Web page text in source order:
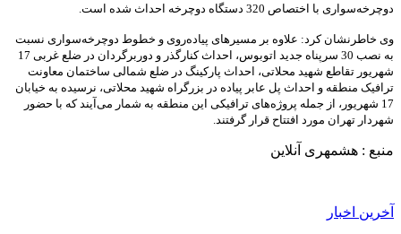
دوچرخه‌سواری با اختصاص 320 دستگاه دوچرخه احداث شده است.
وی خاطرنشان کرد: علاوه بر مسیرهای پیاده‌روی و خطوط دوچرخه‌سواری نسبت
به نصب 30 سرپناه جدید اتوبوس، احداث کنارگذر و دوربرگردان در ضلع غربی 17
شهریور تقاطع شهید محلاتی، احداث پارکینگ در ضلع شمالی ساختمان معاونت
ترافیک منطقه و احداث پل عابر پیاده در بزرگراه شهید محلاتی، نرسیده به خیابان
17 شهریور، از جمله پروژه‌های ترافیکی این منطقه به شمار می‌آیند که با حضور
شهردار تهران مورد افتتاح قرار گرفتند.
منبع : هشمهری آنلاین
آخرین اخبار